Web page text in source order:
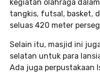
kegiatan olahraga
tangkis, futsal, basket,
seluas 420 meter
Selain itu, masjid ini
selatan untuk para
Ada juga perpustakaan